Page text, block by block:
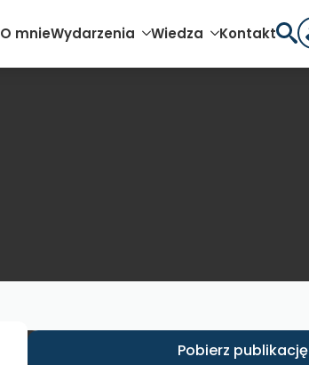
O mnieWydarzenia Wiedza Kontakt
Pobierz publikację